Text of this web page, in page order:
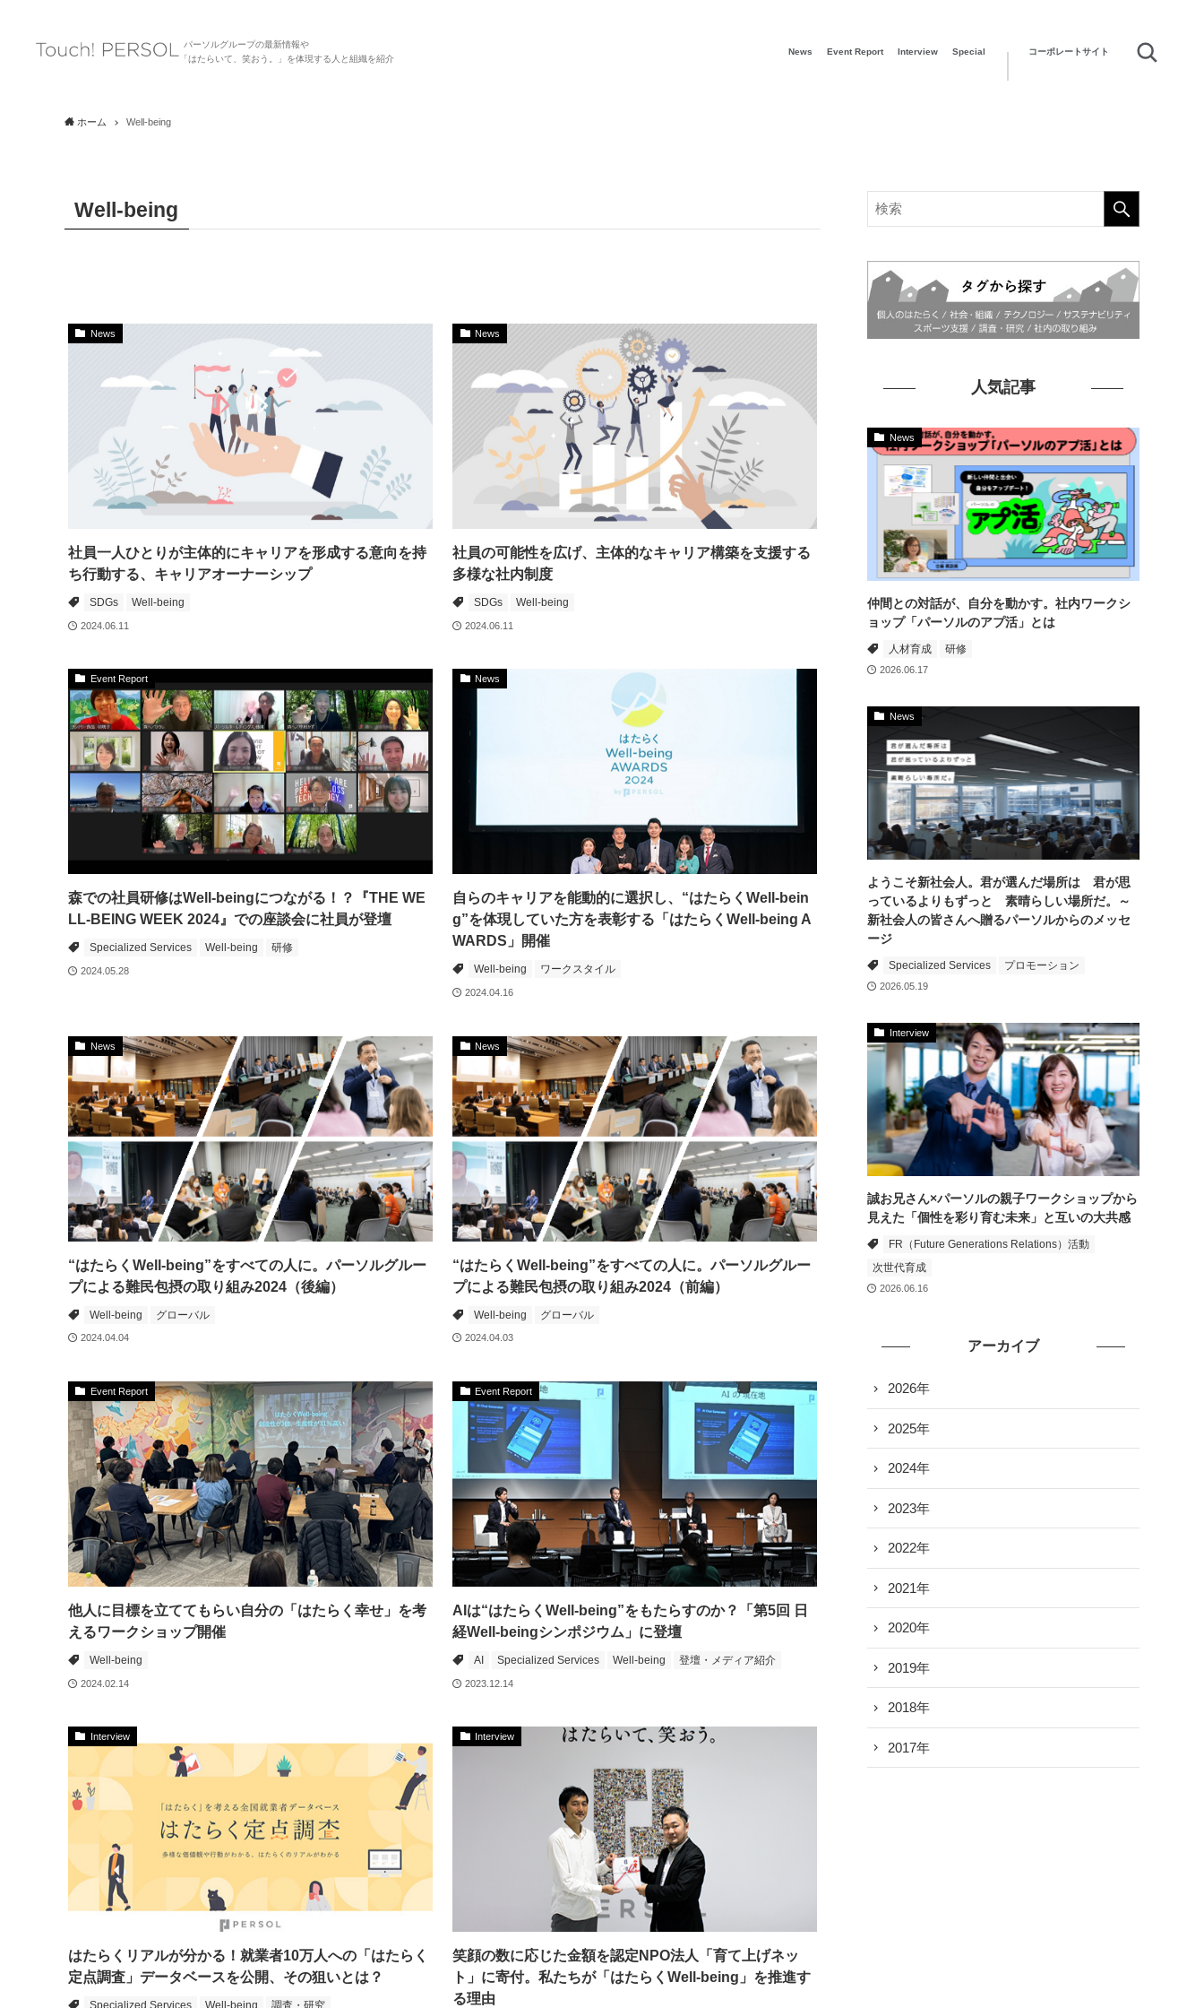
パーソルグループの最新情報や
「はたらいて、笑おう。」を体現する人と組織を紹介
News Event Report Interview Special コーポレートサイト
ホーム Well-being
Well-being
News
社員一人ひとりが主体的にキャリアを形成する意向を持
ち行動する、キャリアオーナーシップ
SDGs Well-being
2024.06.11
News
社員の可能性を広げ、主体的なキャリア構築を支援する
多様な社内制度
SDGs Well-being
2024.06.11
Event Report
森での社員研修はWell-beingにつながる！？『THE WE
LL-BEING WEEK 2024』での座談会に社員が登壇
Specialized Services Well-being 研修
2024.05.28
News
自らのキャリアを能動的に選択し、“はたらくWell-bein
g”を体現していた方を表彰する「はたらくWell-being A
WARDS」開催
Well-being ワークスタイル
2024.04.16
News
“はたらくWell-being”をすべての人に。パーソルグルー
プによる難民包摂の取り組み2024（後編）
Well-being グローバル
2024.04.04
News
“はたらくWell-being”をすべての人に。パーソルグルー
プによる難民包摂の取り組み2024（前編）
Well-being グローバル
2024.04.03
Event Report
他人に目標を立ててもらい自分の「はたらく幸せ」を考
えるワークショップ開催
Well-being
2024.02.14
Event Report
AIは“はたらくWell-being”をもたらすのか？「第5回 日
経Well-beingシンポジウム」に登壇
AI Specialized Services Well-being 登壇・メディア紹介
2023.12.14
Interview
はたらくリアルが分かる！就業者10万人への「はたらく
定点調査」データベースを公開、その狙いとは？
Specialized Services Well-being 調査・研究
Interview
笑顔の数に応じた金額を認定NPO法人「育て上げネッ
ト」に寄付。私たちが「はたらくWell-being」を推進す
る理由
人気記事
News
仲間との対話が、自分を動かす。社内ワークシ
ョップ「パーソルのアプ活」とは
人材育成 研修
2026.06.17
News
ようこそ新社会人。君が選んだ場所は 君が思
っているよりもずっと 素晴らしい場所だ。～
新社会人の皆さんへ贈るパーソルからのメッセ
ージ
Specialized Services プロモーション
2026.05.19
Interview
誠お兄さん×パーソルの親子ワークショップから
見えた「個性を彩り育む未来」と互いの大共感
FR（Future Generations Relations）活動
次世代育成
2026.06.16
アーカイブ
2026年
2025年
2024年
2023年
2022年
2021年
2020年
2019年
2018年
2017年